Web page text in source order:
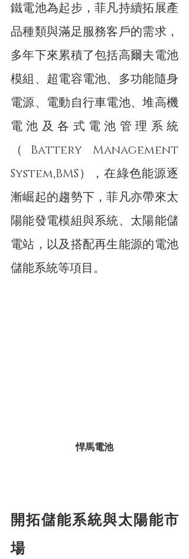
鐵電池為起步，菲凡持續拓展產
品種類與滿足服務客戶的需求，
多年下來累積了包括高爾夫電池
模組、超電容電池、多功能隨身
電源、電動自行車電池、堆高機
電池及各式電池管理系統
（Battery Management
System,BMS），在綠色能源逐
漸崛起的趨勢下，菲凡亦帶來太
陽能發電模組與系統、太陽能儲
電站，以及搭配再生能源的電池
儲能系統等項目。
悍馬電池
開拓儲能系統與太陽能市
場